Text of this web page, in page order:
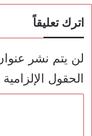
اترك تعليقاً
لن يتم نشر
الحقول